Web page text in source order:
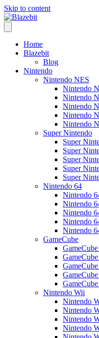
Skip to content
Home
Blazebit
Blog
Nintendo
Nintendo NES
Nintendo
Nintendo
Nintendo
Nintendo
Nintendo
Super Nintendo
Super
Super
Super
Super
Super
Nintendo 64
Nintendo
Nintendo
Nintendo
Nintendo
Nintendo
GameCube
Nintendo Wii
Nintendo
Nintendo
Nintendo
Nintendo